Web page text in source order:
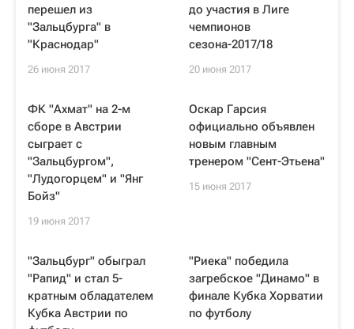
перешел из
"Зальцбурга" в
"Краснодар"
26 июня 2017
до участия в Лиге
чемпионов
сезона-2017/18
20 июня 2017
ФК "Ахмат" на 2-м
сборе в Австрии
сыграет с
"Зальцбургом",
"Лудогорцем" и "Янг
Бойз"
19 июня 2017
Оскар Гарсия
официально объявлен
новым главным
тренером "Сент-Этьена"
15 июня 2017
"Зальцбург" обыграл
"Рапид" и стал 5-
кратным обладателем
Кубка Австрии по
"Риека" победила
загребское "Динамо" в
финале Кубка Хорватии
по футболу